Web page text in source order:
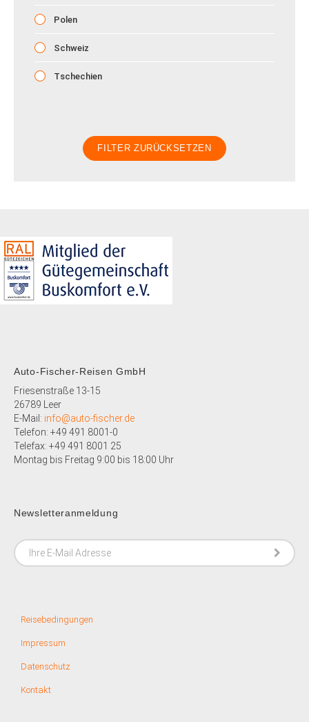
Polen
Schweiz
Tschechien
Auto-Fischer-Reisen GmbH
Friesenstraße 13-15
26789 Leer
E-Mail: info@auto-fischer.de
Telefon: +49 491 8001-0
Telefax: +49 491 8001 25
Montag bis Freitag 9:00 bis 18:00 Uhr
Newsletteranmeldung
Reisebedingungen
Impressum
Datenschutz
Kontakt